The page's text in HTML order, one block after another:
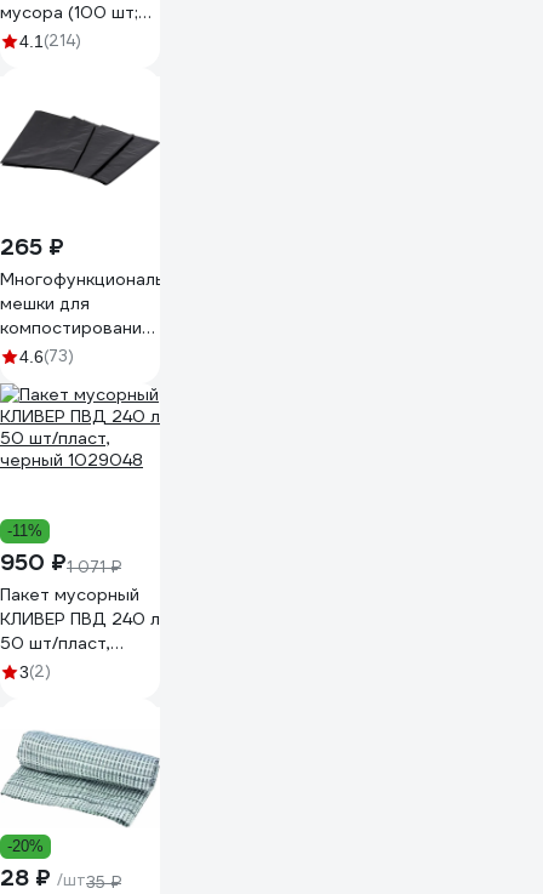
мусора (100 шт;
55х95 см;
4.1 (214)
265 ₽
Многофункциональные
мешки для
компостирования,
листвы, мусора и
70х110 см, 150
мкм, 3 шт) Зри в
корень
4650243048282
4.6(73)
-11%
950 ₽1 071 ₽
Пакет мусорный
КЛИВЕР ПВД 240 л
50 шт/пласт,
черный 1029048
3(2)
-20%
28 ₽ /шт35 ₽